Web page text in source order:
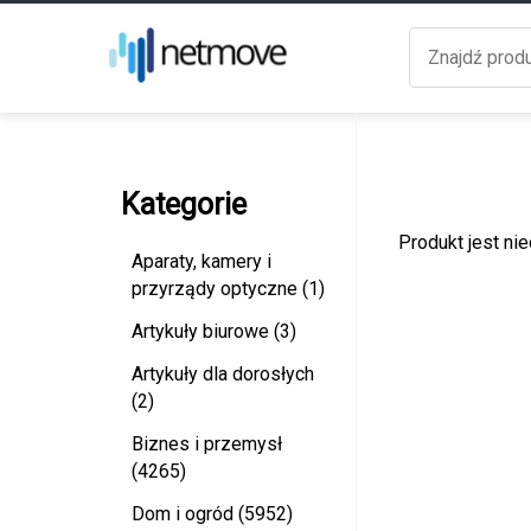
Kategorie
Aparaty, kamery i
przyrządy optyczne (1)
Artykuły biurowe (3)
Artykuły dla dorosłych
(2)
Biznes i przemysł
(4265)
Dom i ogród (5952)
Produkt jest